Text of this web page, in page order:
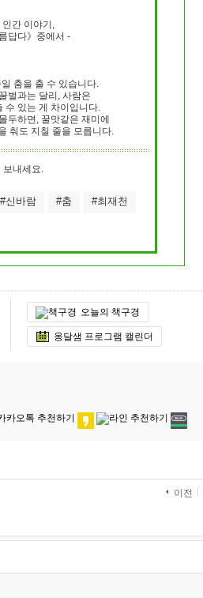
간 이야기,
답다》중에서 -
춤을 출 수 있습니다.
벌과는 달리, 사람은
수 있는 게 차이입니다.
두하면, 꿀맛같은 재미에
춰도 지칠 줄을 모릅니다.
보내세요.
#신바람 #춤 #최재천
오늘의 책구경
옹달샘 프로그램 캘린더
이전